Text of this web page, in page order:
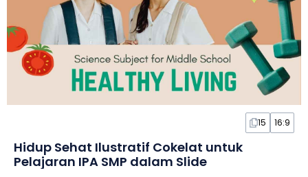
15 16:9
Hidup Sehat Ilustratif Cokelat untuk
Pelajaran IPA SMP dalam Slide